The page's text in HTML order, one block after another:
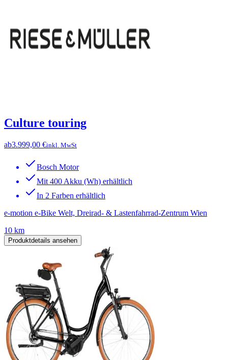
Culture touring
ab3.999,00 €inkl. MwSt
Bosch Motor
Mit 400 Akku (Wh) erhältlich
In 2 Farben erhältlich
e-motion e-Bike Welt, Dreirad- & Lastenfahrrad-Zentrum Wien
10 km
Produktdetails ansehen